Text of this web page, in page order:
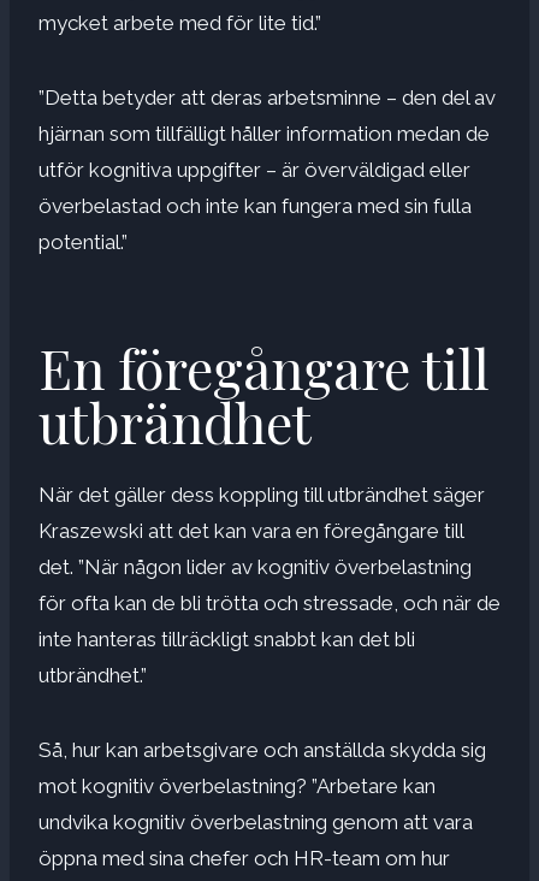
mycket arbete med för lite tid.”
”Detta betyder att deras arbetsminne – den del av
hjärnan som tillfälligt håller information medan de
utför kognitiva uppgifter – är överväldigad eller
överbelastad och inte kan fungera med sin fulla
potential.”
En föregångare till
utbrändhet
När det gäller dess koppling till utbrändhet säger
Kraszewski att det kan vara en föregångare till
det. ”När någon lider av kognitiv överbelastning
för ofta kan de bli trötta och stressade, och när de
inte hanteras tillräckligt snabbt kan det bli
utbrändhet.”
Så, hur kan arbetsgivare och anställda skydda sig
mot kognitiv överbelastning? ”Arbetare kan
undvika kognitiv överbelastning genom att vara
öppna med sina chefer och HR-team om hur